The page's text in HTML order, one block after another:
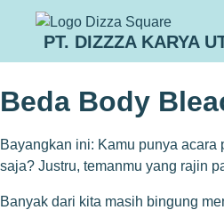
PT. DIZZZA KARYA
Beda Body
Bayangkan ini: Kamu punya
saja? Justru, temanmu yang rajin
Banyak dari kita masih bingung